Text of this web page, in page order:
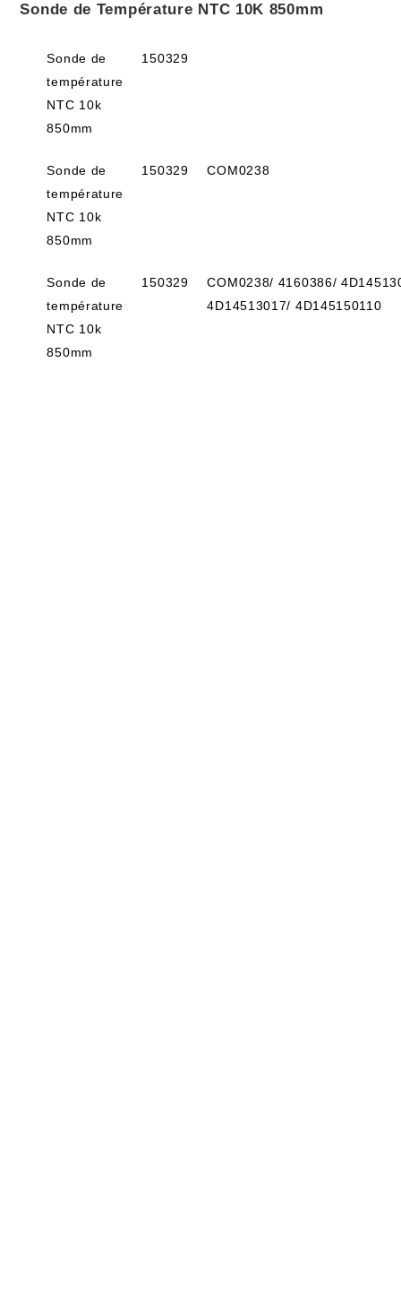
Sonde de Température NTC 10K 850mm
Sonde de
température
NTC 10k
850mm
150329
Sonde de
température
NTC 10k
850mm
150329 COM0238
Sonde de
température
NTC 10k
850mm
150329
COM0238/ 4160386/
4D14513017/ 4D145150110